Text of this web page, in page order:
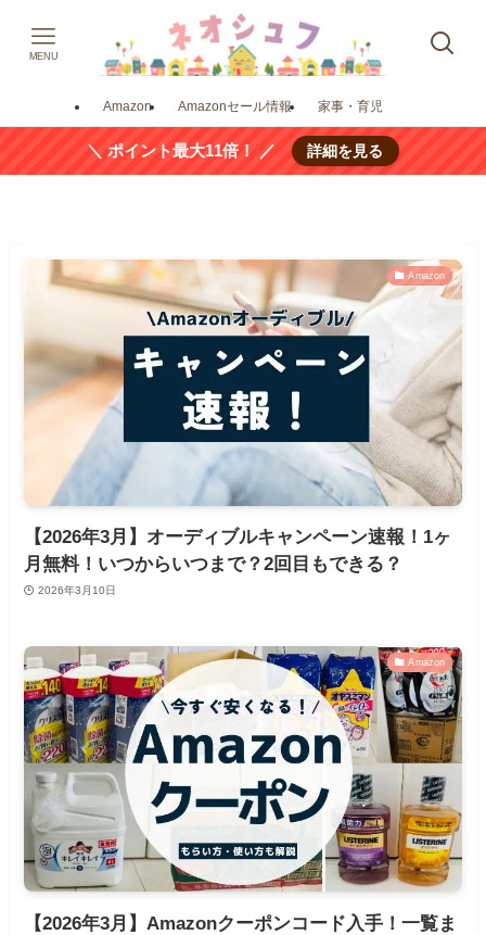
MENU
Amazon Amazonセール情報 家事・育児
＼ ポイント最大11倍！ ／ 詳細を見る
Amazon
【2026年3月】オーディブルキャンペーン速報！1ヶ
月無料！いつからいつまで？2回目もできる？
2026年3月10日
Amazon
【2026年3月】Amazonクーポンコード入手！一覧ま